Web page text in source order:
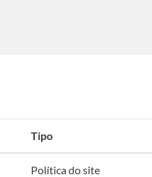
Tipo
Política do site